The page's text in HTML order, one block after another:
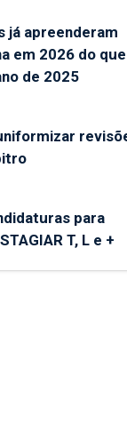
já apreenderam
em 2026 do que
de 2025
para
T, L e +